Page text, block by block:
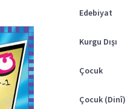
Edebiyat
Kurgu Dışı
Çocuk
Çocuk (Dinî)